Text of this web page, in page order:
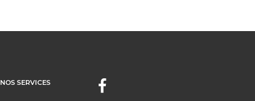
NOS SERVICES Facebook